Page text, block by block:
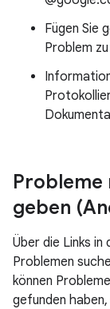
Fügen Sie
Problem
Probleme
geben
Über die Links in
Problemen
können
gefunden